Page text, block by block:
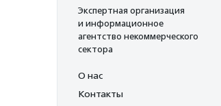
Экспертная организация
и информационное
агентство некоммерческого
сектора
О нас
Контакты